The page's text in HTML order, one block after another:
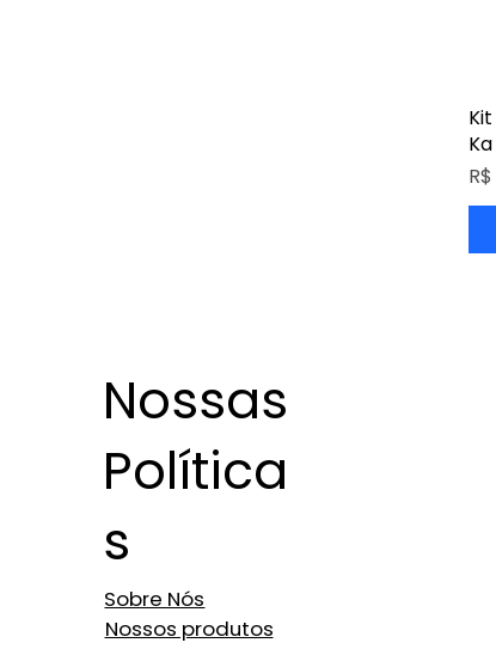
Nossas
Política
s
Nossos produtos
Sobre Nós